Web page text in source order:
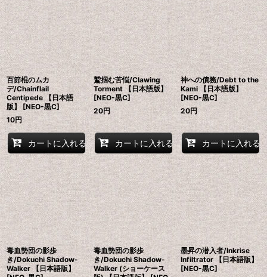
百節棍のムカ
デ/Chainflail
Centipede 【日本語
版】 [NEO-黒C]
10円
カートに入れる
鷲掴む苦悩/Clawing
Torment 【日本語版】
[NEO-黒C]
20円
カートに入れる
神への債務/Debt to the
Kami 【日本語版】
[NEO-黒C]
20円
カートに入れる
毒血勢団の影歩
き/Dokuchi Shadow-
Walker 【日本語版】
毒血勢団の影歩
き/Dokuchi Shadow-
Walker (ショーケース
墨昇の潜入者/Inkrise
Infiltrator 【日本語版】
[NEO-黒C]